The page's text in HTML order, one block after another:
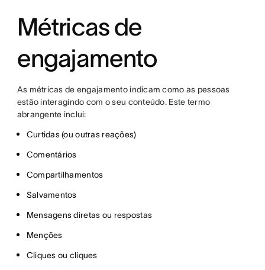
Métricas de
engajamento
As métricas de engajamento indicam como as pessoas
estão interagindo com o seu conteúdo. Este termo
abrangente inclui:
Curtidas (ou outras reações)
Comentários
Compartilhamentos
Salvamentos
Mensagens diretas ou respostas
Menções
Cliques ou cliques